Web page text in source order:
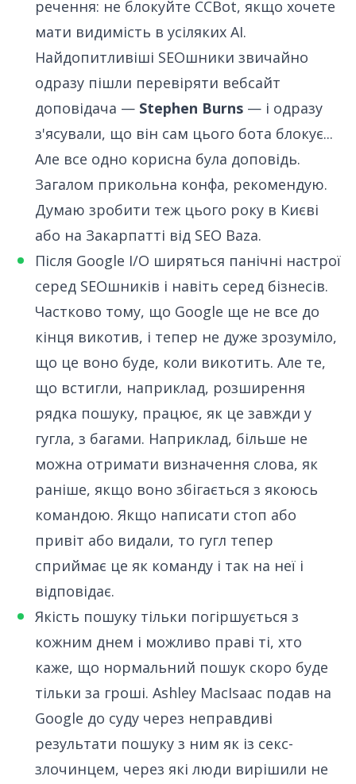
речення: не блокуйте CCBot, якщо хочете
мати видимість в усіляких AI.
Найдопитливіші SEOшники звичайно
одразу пішли перевіряти вебсайт
доповідача — Stephen Burns — і одразу
з'ясували, що він сам цього бота блокує...
Але все одно корисна була доповідь.
Загалом прикольна конфа, рекомендую.
Думаю зробити теж цього року в Києві
або на Закарпатті від SEO Baza.
Після Google I/O ширяться панічні настрої
серед SEOшників і навіть серед бізнесів.
Частково тому, що Google ще не все до
кінця викотив, і тепер не дуже зрозуміло,
що це воно буде, коли викотить. Але те,
що встигли, наприклад, розширення
рядка пошуку, працює, як це завжди у
гугла, з багами. Наприклад, більше не
можна отримати визначення слова, як
раніше, якщо воно збігається з якоюсь
командою. Якщо написати стоп або
привіт або видали, то гугл тепер
сприймає це як команду і так на неї і
відповідає.
Якість пошуку тільки погіршується з
кожним днем і можливо праві ті, хто
каже, що нормальний пошук скоро буде
тільки за гроші. Ashley MacIsaac подав на
Google до суду через неправдиві
результати пошуку з ним як із секс-
злочинцем, через які люди вирішили не